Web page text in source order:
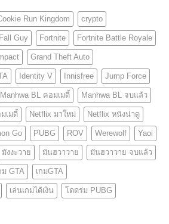
Run Kingdom crypto
Fall Guy Fortnite Fortnite Battle Royale
Grand Theft Auto
Identity V Innisfree Jump Force
Manhwa BL คอมเมดี้ Manhwa BL จบแล้ว
เมดี้ Netflix มาใหม่ Netflix หนังน่าดู
Go PUBG ROV Werewolf Yaoi
มังงะวาย มันฮวาวาย มันฮวาวาย จบแล้ว
ม GTA เกมGTA
เล่นเกมได้เงิน โดดร่ม PUBG